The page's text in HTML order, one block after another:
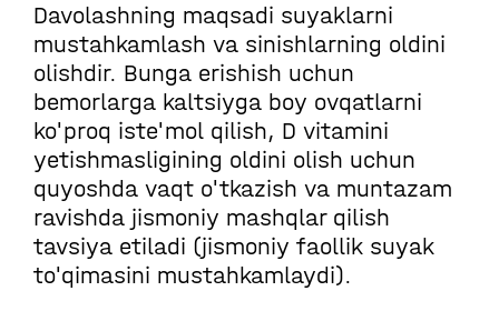
Davolashning maqsadi suyaklarni
mustahkamlash va sinishlarning oldini
olishdir. Bunga erishish uchun
bemorlarga kaltsiyga boy ovqatlarni
ko'proq iste'mol qilish, D vitamini
yetishmasligining oldini olish uchun
quyoshda vaqt o'tkazish va muntazam
ravishda jismoniy mashqlar qilish
tavsiya etiladi (jismoniy faollik suyak
to'qimasini mustahkamlaydi).